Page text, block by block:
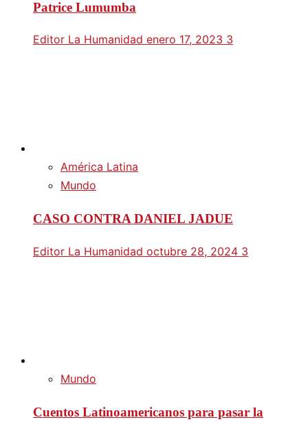
Patrice Lumumba
Editor La Humanidad enero 17, 2023 3
América Latina
Mundo
CASO CONTRA DANIEL JADUE
Editor La Humanidad octubre 28, 2024 3
Mundo
Cuentos Latinoamericanos para pasar la